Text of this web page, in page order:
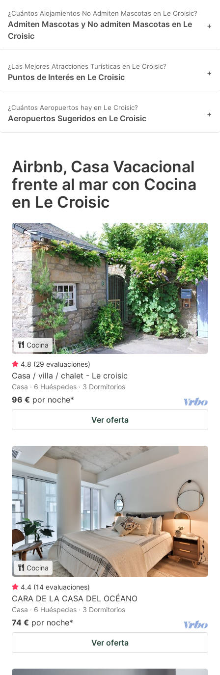
¿Cuántos Alojamientos No Admiten Mascotas en Le Croisic?
Admiten Mascotas y No admiten Mascotas en Le
Croisic
+
¿Las Mejores Atracciones Turísticas en Le Croisic?
Puntos de Interés en Le Croisic +
¿Cuántos Aeropuertos hay en Le Croisic?
Aeropuertos Sugeridos en Le Croisic +
Airbnb, Casa Vacacional
frente al mar con Cocina
en Le Croisic
Cocina
4.8 (29 evaluaciones)
Casa / villa / chalet - Le croisic
Casa · 6 Huéspedes · 3 Dormitorios
96 € por noche*
Ver oferta
Cocina
4.4 (14 evaluaciones)
CARA DE LA CASA DEL OCÉANO
Casa · 6 Huéspedes · 3 Dormitorios
74 € por noche*
Ver oferta